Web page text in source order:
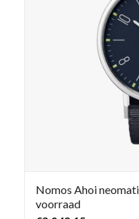
Nomos Ahoi
voorraad